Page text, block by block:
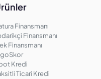
Finansmanı
Finansmanı
Finansmanı
Kredi
Ticari Kredi